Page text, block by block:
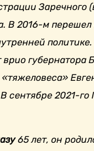
Заречного
В 2016-м
врио губернатора
В сентябре 2021-го
65 лет, он